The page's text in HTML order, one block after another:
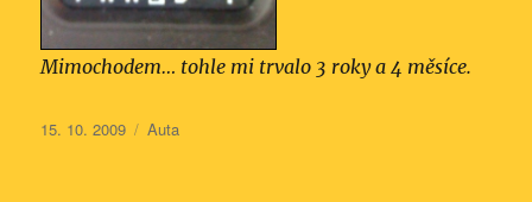
Mimochodem… tohle mi trvalo 3 roky a 4 měsíce.
Publikováno:
15. 10. 2009 Rubriky:
Auta